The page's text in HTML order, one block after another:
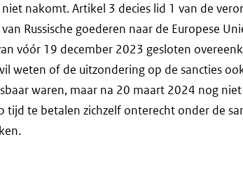
nakomt. Artikel 3 decies lid 1 van de
Russische goederen naar de Europese
vóór 19 december 2023 gesloten
weten of de uitzondering op de sancties
waren, maar na 20 maart 2024 nog
tijd te betalen zichzelf onterecht onder de